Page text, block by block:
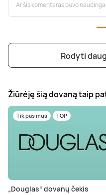
Ar šis komentaras buvo
Rodyti
Žiūrėję šią dovaną taip
Tik pas mus TOP
„Douglas“ dovanų čekis